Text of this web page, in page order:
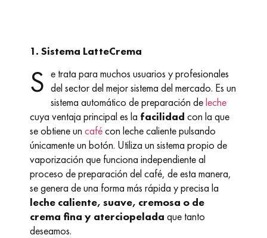
1. Sistema LatteCrema
S e trata para muchos usuarios y profesionales
del sector del mejor sistema del mercado. Es un
sistema automático de preparación deleche
cuya ventaja principal es la facilidad con la que
se obtiene uncafécon leche caliente pulsando
únicamente un botón. Utiliza un sistema propio de
vaporización que funciona independiente al
proceso de preparación del café, de esta manera,
se genera de una forma más rápida y precisa la
leche caliente, suave, cremosa o de
crema fina y aterciopelada que tanto
deseamos.